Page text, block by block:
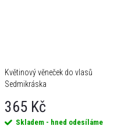
Květinový věneček do vlasů
Sedmikráska
365 Kč
Skladem - hned odesíláme